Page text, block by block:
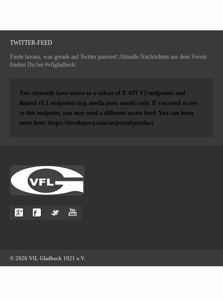
TWITTER-FEED
Finde heraus, was gerade auf Twitter passiert! Aktuelle Nachrichten aus dem Verein
findest Du bei #vflgladbeck:
You currently have access to a subset of X API V2 endpoints and
limited v1.1 endpoints (e.g. media post, oauth) only. If you need access
to this endpoint, you may need a different access level. You can learn
more here: https://developer.x.com/en/portal/product
© 2026 VfL Gladbeck 1921 e.V.